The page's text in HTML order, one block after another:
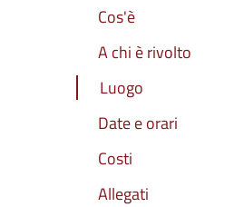
Cos'è
A chi è rivolto
Luogo
Date e orari
Costi
Allegati